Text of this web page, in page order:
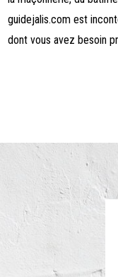
guidejalis.com est
dont vous avez besoin